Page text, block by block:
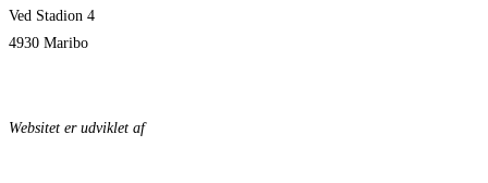
Ved Stadion 4
4930 Maribo
Websitet er udviklet af